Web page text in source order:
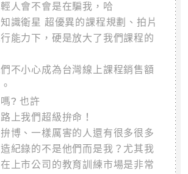
人會不會是在騙我，哈
識衛星 超優異的課程規劃、拍片
能力下，硬是放大了我們課程的
不小心成為台灣線上課程銷售額
? 也許
上我們超級拚命！
博、一樣厲害的人還有很多很多
紀錄的不是他們而是我？尤其我
上市公司的教育訓練市場是非常